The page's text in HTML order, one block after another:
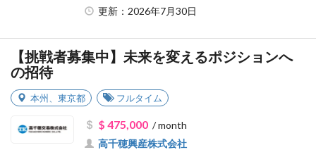
更新：2026年7月30日
【挑戦者募集中】未来を変えるポジションへ
の招待
本州 東京都 フルタイム
$ 475,000/ month
高千穂興産株式会社